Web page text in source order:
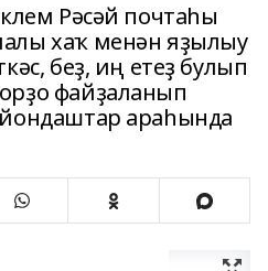
Рәсәй почтаһы
хаҡ менән яҙылыу
беҙ, иң етеҙ булып
файҙаланып
араһында